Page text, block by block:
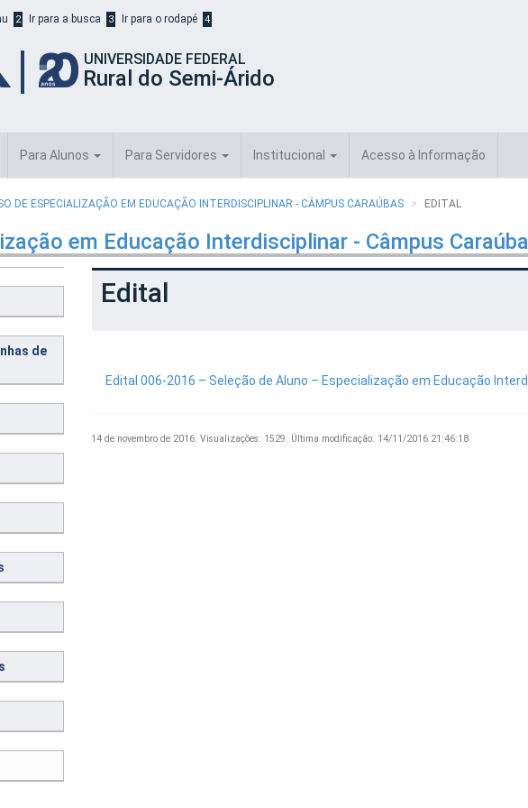
2 Ir para a busca 3 Ir para o rodapé 4
UNIVERSIDADE FEDERAL
Rural do Semi-Árido
Para Alunos Para Servidores Institucional Acesso à Informação
DE ESPECIALIZAÇÃO EM EDUCAÇÃO INTERDISCIPLINAR - CÂMPUS CARAÚBAS EDITAL
em Educação Interdisciplinar - Câmpus
de
Edital
Edital 006-2016 – Seleção de Aluno – Especialização em Educação
14 de novembro de 2016. Visualizações: 1529. Última modificação: 14/11/2016 21:46:18